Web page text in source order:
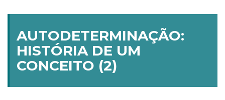
AUTODETERMINAÇÃO:
HISTÓRIA DE UM
CONCEITO (2)